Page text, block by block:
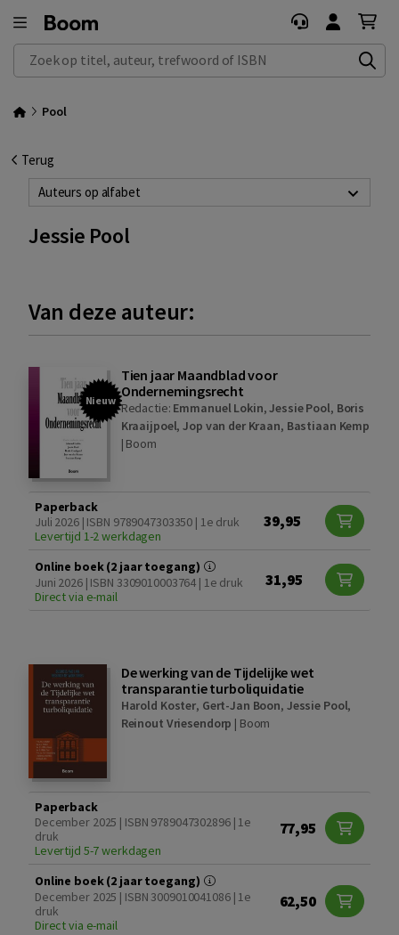
Zoek op titel, auteur, trefwoord of ISBN
Pool
Terug
Auteurs op alfabet
Jessie Pool
Van deze auteur:
Nieuw
Tien jaar Maandblad voor
Ondernemingsrecht
Redactie: Emmanuel Lokin,Jessie Pool, Boris
Kraaijpoel,Jop van der Kraan, Bastiaan Kemp
| Boom
Paperback
Juli 2026 | ISBN 9789047303350 | 1e druk
Levertijd 1-2 werkdagen
39,95
Online boek (2 jaar toegang)
Juni 2026 | ISBN 3309010003764 | 1e druk
Direct via e-mail
31,95
De werking van de Tijdelijke wet
transparantie turboliquidatie
Harold Koster, Gert-Jan Boon, Jessie Pool,
Reinout Vriesendorp | Boom
Paperback
December 2025 | ISBN 9789047302896 | 1e
druk
Levertijd 5-7 werkdagen
77,95
Online boek (2 jaar toegang)
December 2025 | ISBN 3009010041086 | 1e
druk
Direct via e-mail
62,50